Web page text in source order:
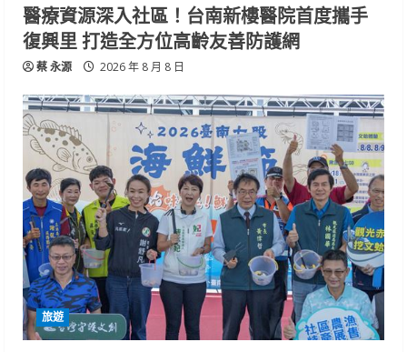
醫療資源深入社區！台南新樓醫院首度攜手
復興里 打造全方位高齡友善防護網
蔡 永源 2026 年 8 月 8 日
旅遊